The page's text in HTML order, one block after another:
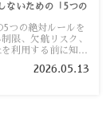
ないための「5つの
つの絶対ルールを
限、欠航リスク、
利用する前に知っ
2026.05.13